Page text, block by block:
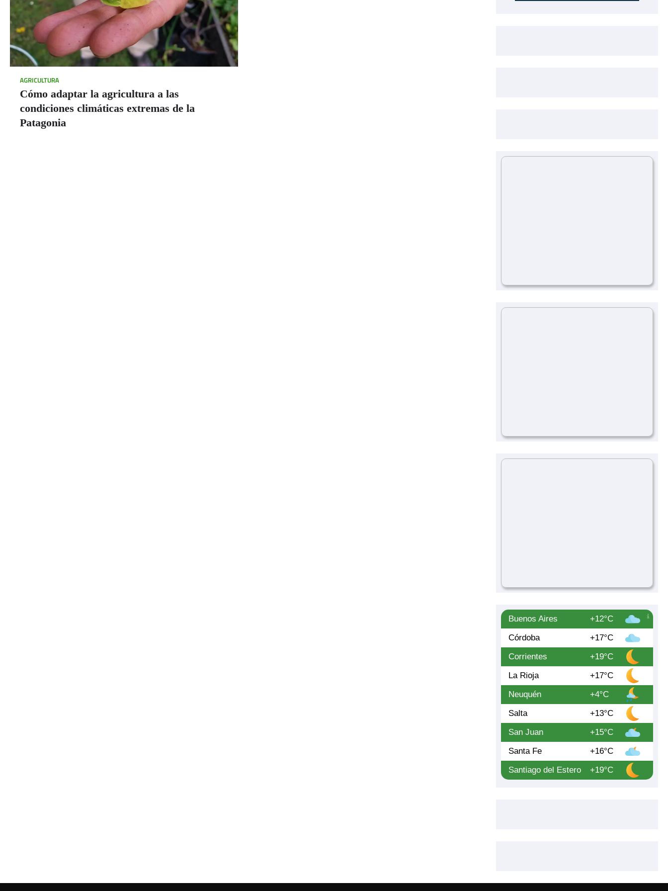
AGRICULTURA
Cómo adaptar la agricultura a las
condiciones climáticas extremas de la
Patagonia
Buenos Aires
+12°C
Córdoba
+17°C
Corrientes
+19°C
La Rioja
+17°C
Neuquén
+4°C
Salta
+13°C
San Juan
+15°C
Santa Fe
+16°C
Santiago del Estero
+19°C